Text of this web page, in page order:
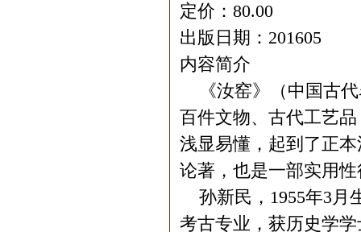
定价：80.00
出版日期：201605
内容简介
《汝窑》（中国古代
百件文物、古代工艺
浅显易懂，起到了正
论著，也是一部实用
孙新民，1955年3月
考古专业，获历史学